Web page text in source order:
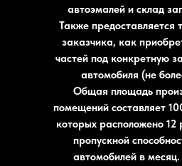
автоэмалей и склад
Также предоставляется
заказчика, как
частей под конкретную
автомобиля (не
Общая площадь
помещений составляет
которых расположено 12
пропускной
автомобилей в